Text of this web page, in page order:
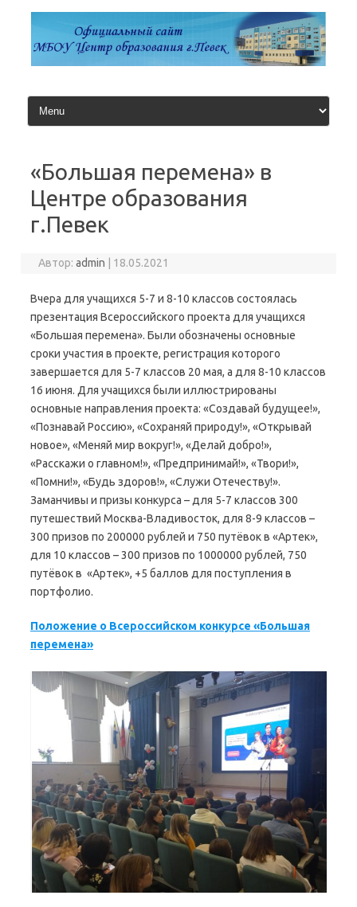
содержимому
«Большая перемена» в
Центре образования
г.Певек
Автор:admin 18.05.2021
Вчера для учащихся 5-7 и 8-10 классов состоялась
презентация Всероссийского проекта для учащихся
«Большая перемена». Были обозначены основные
сроки участия в проекте, регистрация которого
завершается для 5-7 классов 20 мая, а для 8-10 классов
16 июня. Для учащихся были иллюстрированы
основные направления проекта: «Создавай будущее!»,
«Познавай Россию», «Сохраняй природу!», «Открывай
новое», «Меняй мир вокруг!», «Делай добро!»,
«Расскажи о главном!», «Предпринимай!», «Твори!»,
«Помни!», «Будь здоров!», «Служи Отечеству!».
Заманчивы и призы конкурса – для 5-7 классов 300
путешествий Москва-Владивосток, для 8-9 классов –
300 призов по 200000 рублей и 750 путёвок в «Артек»,
для 10 классов – 300 призов по 1000000 рублей, 750
путёвок в «Артек», +5 баллов для поступления в
портфолио.
Положение о Всероссийском конкурсе «Большая
перемена»